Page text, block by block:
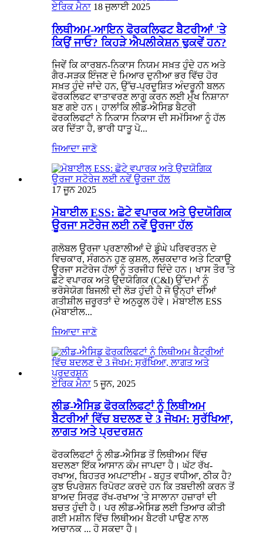
ਏਰਿਕ ਮੈਨਾ 18 ਜੁਲਾਈ 2025
ਲਿਥੀਅਮ-ਆਇਨ ਫੋਰਕਲਿਫਟ ਬੈਟਰੀਆਂ 'ਤੇ
ਕਿਉਂ ਜਾਓ? ਕਿਹੜੇ ਐਪਲੀਕੇਸ਼ਨ ਢੁਕਵੇਂ ਹਨ?
ਜਿਵੇਂ ਕਿ ਕਾਰਬਨ-ਨਿਕਾਸ ਨਿਯਮ ਸਖ਼ਤ ਹੁੰਦੇ ਹਨ ਅਤੇ
ਗੈਰ-ਸੜਕ ਇੰਜਣ ਦੇ ਮਿਆਰ ਦੁਨੀਆ ਭਰ ਵਿੱਚ ਹੋਰ
ਸਖ਼ਤ ਹੁੰਦੇ ਜਾਂਦੇ ਹਨ, ਉੱਚ-ਪ੍ਰਦੂਸ਼ਿਤ ਅੰਦਰੂਨੀ ਬਲਨ
ਫੋਰਕਲਿਫਟ ਵਾਤਾਵਰਣ ਲਾਗੂ ਕਰਨ ਲਈ ਮੁੱਖ ਨਿਸ਼ਾਨਾ
ਬਣ ਗਏ ਹਨ। ਹਾਲਾਂਕਿ ਲੀਡ-ਐਸਿਡ ਬੈਟਰੀ
ਫੋਰਕਲਿਫਟਾਂ ਨੇ ਨਿਕਾਸ ਨਿਕਾਸ ਦੀ ਸਮੱਸਿਆ ਨੂੰ ਹੱਲ
ਕਰ ਦਿੱਤਾ ਹੈ, ਭਾਰੀ ਧਾਤੂ ਪੋ...
ਜਿਆਦਾ ਜਾਣੋ
17 ਜੂਨ 2025
ਮੋਬਾਈਲ ESS: ਛੋਟੇ ਵਪਾਰਕ ਅਤੇ ਉਦਯੋਗਿਕ
ਊਰਜਾ ਸਟੋਰੇਜ ਲਈ ਨਵੇਂ ਊਰਜਾ ਹੱਲ
ਗਲੋਬਲ ਊਰਜਾ ਪ੍ਰਣਾਲੀਆਂ ਦੇ ਡੂੰਘੇ ਪਰਿਵਰਤਨ ਦੇ
ਵਿਚਕਾਰ, ਸੰਗਠਨ ਹੁਣ ਕੁਸ਼ਲ, ਲਚਕਦਾਰ ਅਤੇ ਟਿਕਾਊ
ਊਰਜਾ ਸਟੋਰੇਜ ਹੱਲਾਂ ਨੂੰ ਤਰਜੀਹ ਦਿੰਦੇ ਹਨ। ਖਾਸ ਤੌਰ 'ਤੇ
ਛੋਟੇ ਵਪਾਰਕ ਅਤੇ ਉਦਯੋਗਿਕ (C&I) ਉੱਦਮਾਂ ਨੂੰ
ਭਰੋਸੇਯੋਗ ਬਿਜਲੀ ਦੀ ਲੋੜ ਹੁੰਦੀ ਹੈ ਜੋ ਉਨ੍ਹਾਂ ਦੀਆਂ
ਗਤੀਸ਼ੀਲ ਜ਼ਰੂਰਤਾਂ ਦੇ ਅਨੁਕੂਲ ਹੋਵੇ। ਮੋਬਾਈਲ ESS
(ਮੋਬਾਈਲ...
ਜਿਆਦਾ ਜਾਣੋ
ਏਰਿਕ ਮੈਨਾ 5 ਜੂਨ, 2025
ਲੀਡ-ਐਸਿਡ ਫੋਰਕਲਿਫਟਾਂ ਨੂੰ ਲਿਥੀਅਮ
ਬੈਟਰੀਆਂ ਵਿੱਚ ਬਦਲਣ ਦੇ 3 ਜੋਖਮ: ਸੁਰੱਖਿਆ,
ਲਾਗਤ ਅਤੇ ਪ੍ਰਦਰਸ਼ਨ
ਫੋਰਕਲਿਫਟਾਂ ਨੂੰ ਲੀਡ-ਐਸਿਡ ਤੋਂ ਲਿਥੀਅਮ ਵਿੱਚ
ਬਦਲਣਾ ਇੱਕ ਆਸਾਨ ਕੰਮ ਜਾਪਦਾ ਹੈ। ਘੱਟ ਰੱਖ-
ਰਖਾਅ, ਬਿਹਤਰ ਅਪਟਾਈਮ - ਬਹੁਤ ਵਧੀਆ, ਠੀਕ ਹੈ?
ਕੁਝ ਓਪਰੇਸ਼ਨ ਰਿਪੋਰਟ ਕਰਦੇ ਹਨ ਕਿ ਤਬਦੀਲੀ ਕਰਨ ਤੋਂ
ਬਾਅਦ ਸਿਰਫ਼ ਰੱਖ-ਰਖਾਅ 'ਤੇ ਸਾਲਾਨਾ ਹਜ਼ਾਰਾਂ ਦੀ
ਬਚਤ ਹੁੰਦੀ ਹੈ। ਪਰ ਲੀਡ-ਐਸਿਡ ਲਈ ਤਿਆਰ ਕੀਤੀ
ਗਈ ਮਸ਼ੀਨ ਵਿੱਚ ਲਿਥੀਅਮ ਬੈਟਰੀ ਪਾਉਣ ਨਾਲ
ਅਚਾਨਕ ... ਹੋ ਸਕਦਾ ਹੈ।